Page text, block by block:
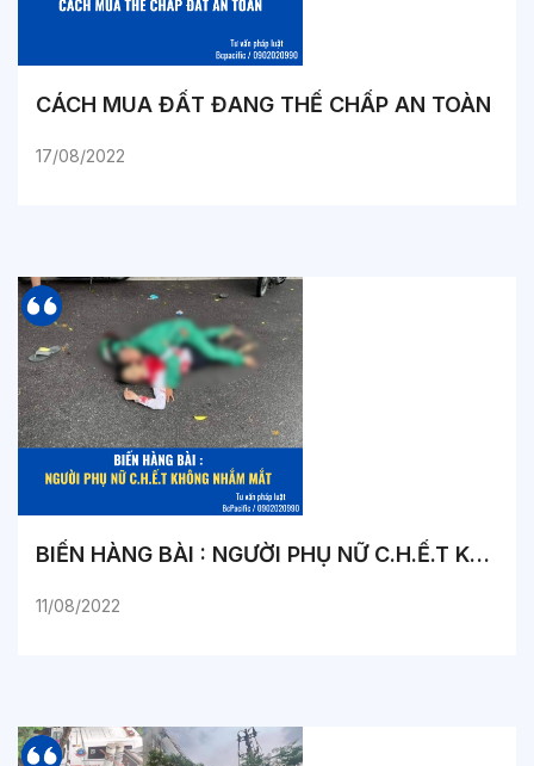
CÁCH MUA ĐẤT ĐANG THẾ CHẤP AN TOÀN
17/08/2022
BIẾN HÀNG BÀI : NGƯỜI PHỤ NỮ C.H.Ế.T KHÔNG NHẮM MẮT
11/08/2022